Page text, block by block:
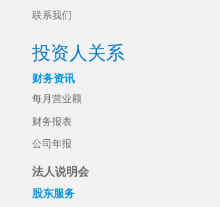
联系我们
投资人关系
财务资讯
每月营业额
财务报表
公司年报
法人说明会
股东服务